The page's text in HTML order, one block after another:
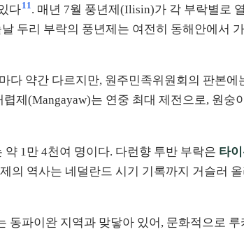
다11. 매년 7월 풍년제(Ilisin)가 각 부락별로
날 두리 부락의 풍년제는 여전히 동해안에서
다 약간 다르지만, 원주민족위원회의 판본에
제(Mangayaw)는 연중 최대 제전으로, 원숭
1만 4천여 명이다. 다런향 투반 부락은 타
의 역사는 네덜란드 시기 기록까지 거슬러
동파이완 지역과 맞닿아 있어, 문화적으로